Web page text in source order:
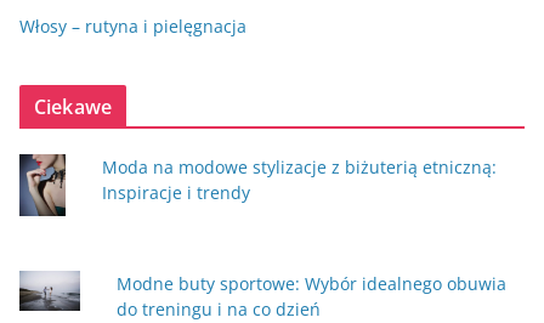
Włosy – rutyna i pielęgnacja
Ciekawe
Moda na modowe stylizacje z biżuterią etniczną:
Inspiracje i trendy
Modne buty sportowe: Wybór idealnego obuwia
do treningu i na co dzień